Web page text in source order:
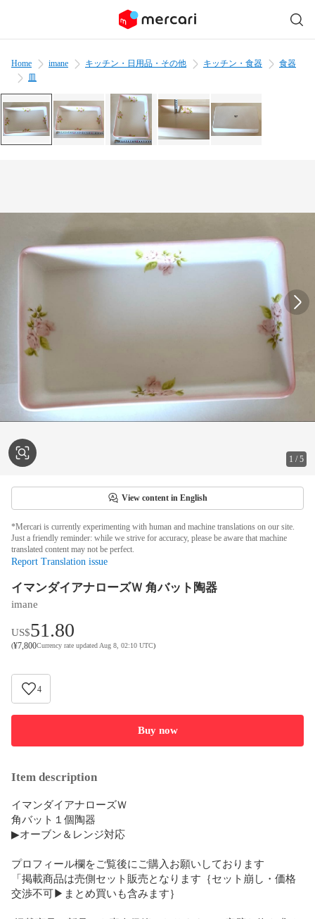
Home imane キッチン・日用品・その他 キッチン・食器
食器
皿
1 /5
View content in English
*Mercari is currently experimenting with human and machine translations on our site.
Just a friendly reminder: while we strive for accuracy, please be aware that machine
translated content may not be perfect.
Report Translation issue
イマンダイアナローズＷ 角バット陶器
imane
US$51.80
(¥7,800Currency rate updated Aug 8, 02:10 UTC)
4
Buy now
Item description
イマンダイアナローズＷ
角バット１個陶器
▶︎オーブン＆レンジ対応
プロフィール欄をご覧後にご購入お願いしております
「掲載商品は売側セット販売となります｛セット崩し・価格
交渉不可▶︎まとめ買いも含みます｝